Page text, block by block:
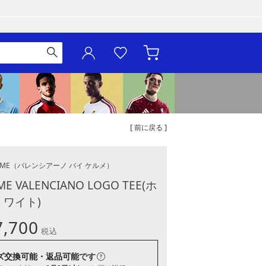
[ 前に戻る ]
（バレンシアーノ バイ ケルメ）
VALENCIANO LOGO TEE(ホ
ワイト)
税込
交換可能・返品可能です